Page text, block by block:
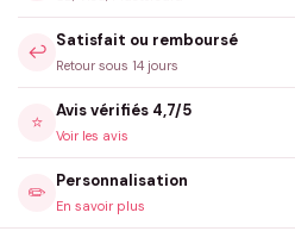
↩️
Satisfait ou remboursé
Retour sous 14 jours
⭐
Avis vérifiés 4,7/5
Voir les avis
✏️
Personnalisation
En savoir plus